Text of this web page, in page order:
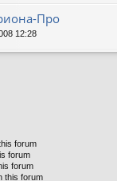
Про
12:28
forum
forum
forum
this forum